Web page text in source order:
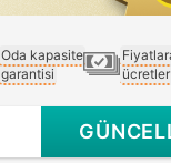
Oda kapasite
garantisi